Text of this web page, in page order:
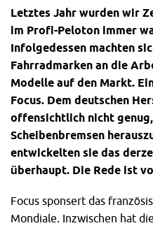
Letztes Jahr wurden wir
im Profi-Peloton immer
Infolgedessen machten
Fahrradmarken an die
Modelle auf den Markt.
Focus. Dem deutschen
offensichtlich nicht
Scheibenbremsen
entwickelten sie das
überhaupt. Die Rede ist
Focus sponsert das
Mondiale. Inzwischen hat